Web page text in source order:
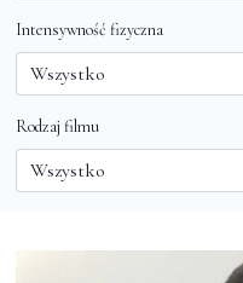
Intensywność fizyczna
Rodzaj filmu